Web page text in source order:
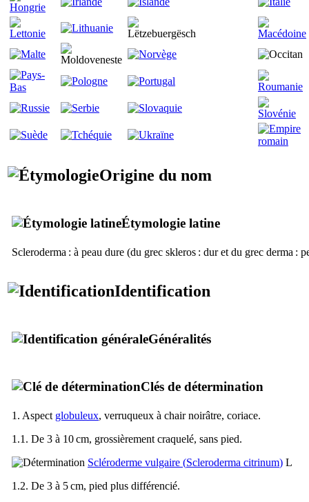
Origine du nom
Étymologie latine
Scleroderma : à peau dure (du grec skleros : dur et du grec derma :
Identification
Généralités
Clés de détermination
1. Aspect globuleux, verruqueux à chair noirâtre, coriace.
1.1. De 3 à 10 cm, grossièrement craquelé, sans pied.
Scléroderme vulgaire (Scleroderma citrinum) L
1.2. De 3 à 5 cm, pied plus différencié.